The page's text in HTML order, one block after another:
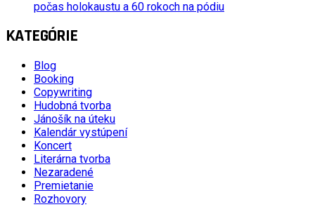
počas holokaustu a 60 rokoch na pódiu
KATEGÓRIE
Blog
Booking
Copywriting
Hudobná tvorba
Jánošík na úteku
Kalendár vystúpení
Koncert
Literárna tvorba
Nezaradené
Premietanie
Rozhovory